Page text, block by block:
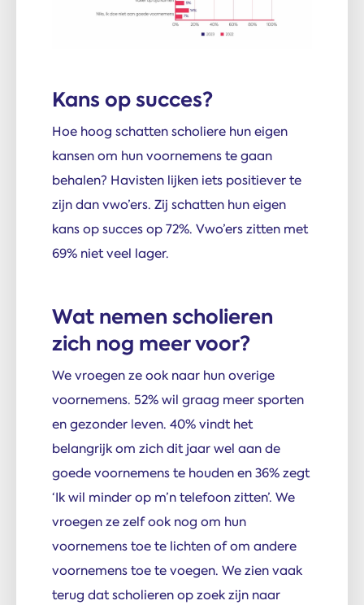
Kans op succes?
Hoe hoog schatten scholiere hun eigen
kansen om hun voornemens te gaan
behalen? Havisten lijken iets positiever te
zijn dan vwo’ers. Zij schatten hun eigen
kans op succes op 72%. Vwo’ers zitten met
69% niet veel lager.
Wat nemen scholieren
zich nog meer voor?
We vroegen ze ook naar hun overige
voornemens. 52% wil graag meer sporten
en gezonder leven. 40% vindt het
belangrijk om zich dit jaar wel aan de
goede voornemens te houden en 36% zegt
‘Ik wil minder op m’n telefoon zitten’. We
vroegen ze zelf ook nog om hun
voornemens toe te lichten of om andere
voornemens toe te voegen. We zien vaak
terug dat scholieren op zoek zijn naar